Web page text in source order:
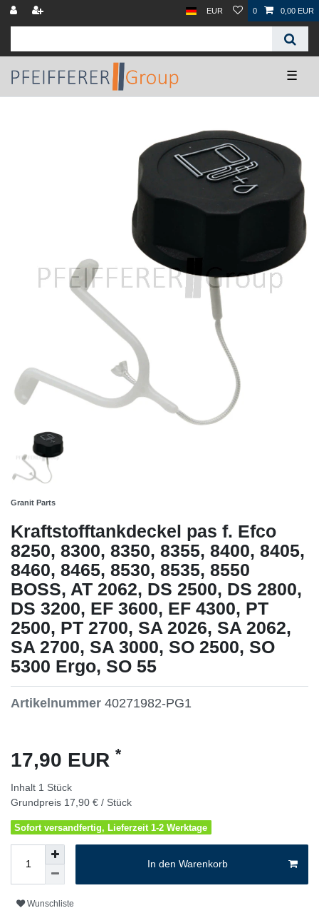
EUR 0 0,00 EUR
☰
Granit Parts
Kraftstofftankdeckel pas f. Efco
8250, 8300, 8350, 8355, 8400, 8405,
8460, 8465, 8530, 8535, 8550
BOSS, AT 2062, DS 2500, DS 2800,
DS 3200, EF 3600, EF 4300, PT
2500, PT 2700, SA 2026, SA 2062,
SA 2700, SA 3000, SO 2500, SO
5300 Ergo, SO 55
Artikelnummer 40271982-PG1
17,90 EUR *
Inhalt 1 Stück
Grundpreis 17,90 € / Stück
Sofort versandfertig, Lieferzeit 1-2 Werktage
In den Warenkorb
Wunschliste